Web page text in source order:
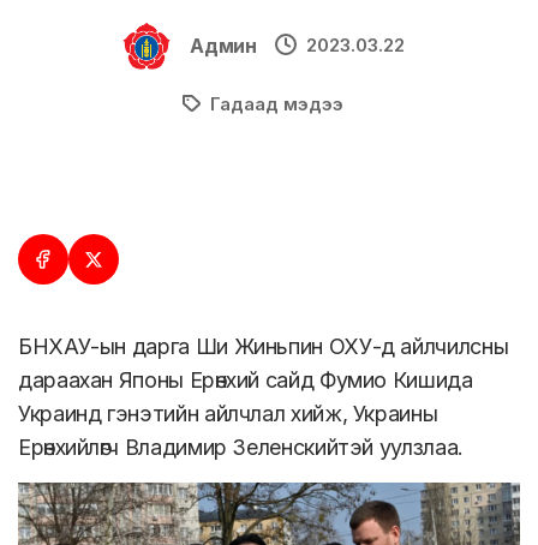
Админ 2023.03.22
Гадаад мэдээ
БНХАУ-ын дарга Ши Жиньпин ОХУ-д айлчилсны
дараахан Японы Ерөнхий сайд Фумио Кишида
Украинд гэнэтийн айлчлал хийж, Украины
Ерөнхийлөгч Владимир Зеленскийтэй уулзлаа.